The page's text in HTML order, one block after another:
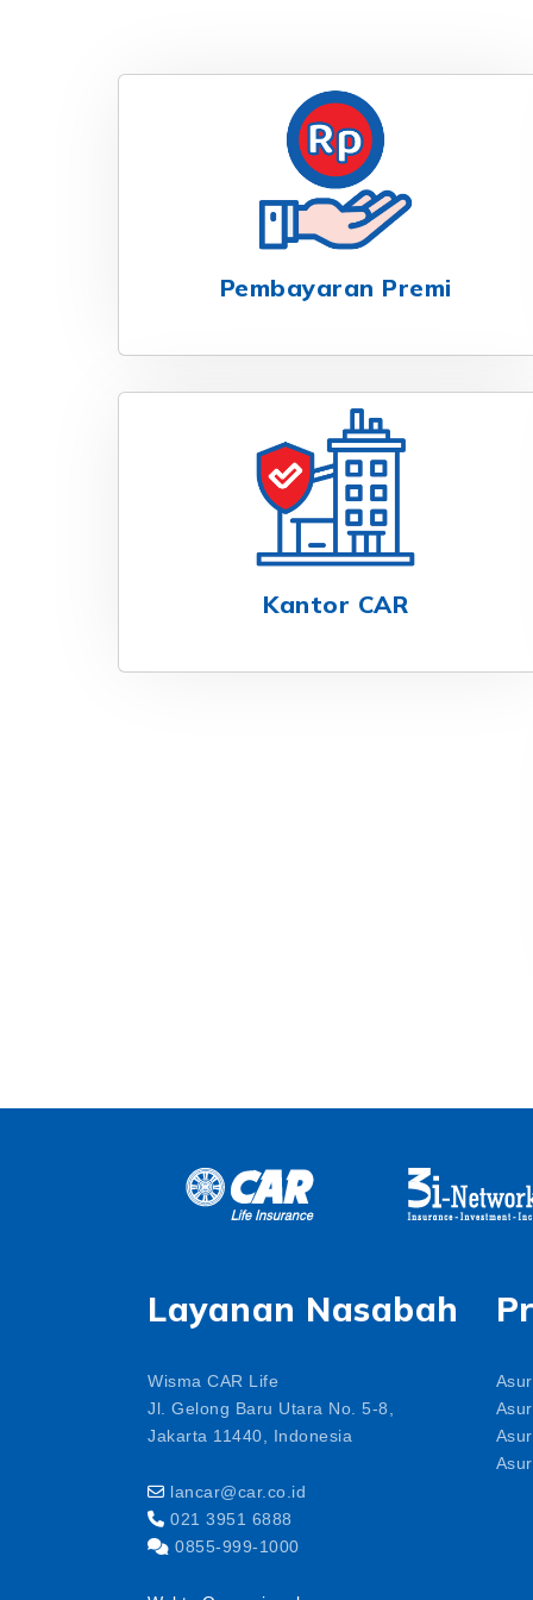
Pembayaran Premi
Kantor CAR
Layanan Nasabah
Wisma CAR Life
Jl. Gelong Baru Utara No. 5-8,
Jakarta 11440, Indonesia
lancar@car.co.id
021 3951 6888
0855-999-1000